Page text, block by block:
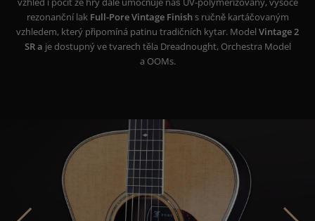
rezonanční lak Full-Pore Vintage Finishs ručně kartáčovaným
vzhledem, který připomíná patinu tradičních kytar. Model Vintage 2
SR a je dostupný ve tvarech těla Dreadnought, Orchestra Model
a OOMs.